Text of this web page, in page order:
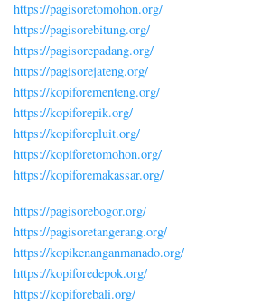
https://pagisoretomohon.org/
https://pagisorebitung.org/
https://pagisorepadang.org/
https://pagisorejateng.org/
https://kopiforementeng.org/
https://kopiforepik.org/
https://kopiforepluit.org/
https://kopiforetomohon.org/
https://kopiforemakassar.org/
https://pagisorebogor.org/
https://pagisoretangerang.org/
https://kopikenanganmanado.org/
https://kopiforedepok.org/
https://kopiforebali.org/